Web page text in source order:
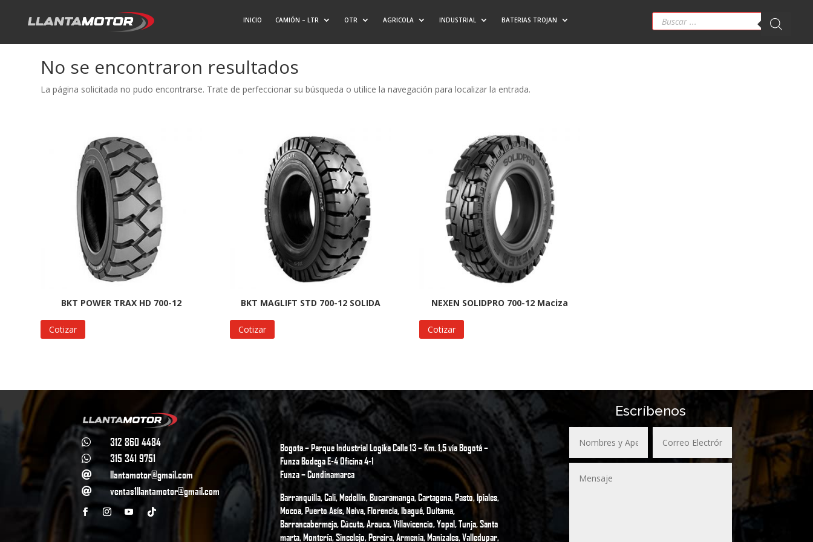
INICIO CAMIÓN – LTR OTR AGRICOLA INDUSTRIAL BATERIAS TROJAN Búsqueda
productos
No se encontraron resultados
La página solicitada no pudo encontrarse. Trate de perfeccionar su búsqueda o utilice la navegación para localizar la entrada.
BKT POWER TRAX HD 700-12
Cotizar
BKT MAGLIFT STD 700-12 SOLIDA
Cotizar
NEXEN SOLIDPRO 700-12 Maciza
Cotizar
 312 860 4484
 315 341 9751
 llantamotor@gmail.com
 ventas1llantamotor@gmail.com
Bogota – Parque Industrial Logika Calle 13 – Km. 1,5 vía Bogotá –
Funza Bodega E-4 Oficina 4-1
Funza – Cundinamarca
Barranquilla, Cali, Medellín, Bucaramanga, Cartagena, Pasto, Ipiales,
Mocoa, Puerto Asís, Neiva, Florencia, Ibagué, Duitama,
Barrancabermeja, Cúcuta, Arauca, Villavicencio, Yopal, Tunja, Santa
marta, Montería, Sincelejo, Pereira, Armenia, Manizales, Valledupar,
Escríbenos